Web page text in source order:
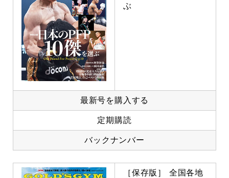
ぶ
最新号を購入する
定期購読
バックナンバー
［保存版］ 全国各地